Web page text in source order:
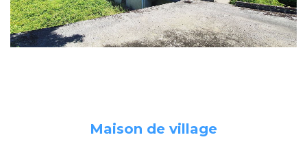
Maison de village